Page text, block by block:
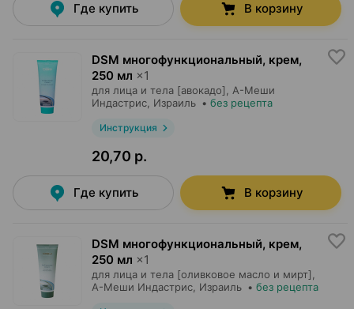
Где купить В корзину
DSM многофункциональный, крем,
250 мл ×1
для лица и тела [авокадо],
А-Меши
Индастрис , Израиль • без рецепта
Инструкция
20,70 р.
Где купить В корзину
DSM многофункциональный, крем,
250 мл ×1
для лица и тела [оливковое масло и мирт],
А-Меши Индастрис , Израиль • без рецепта